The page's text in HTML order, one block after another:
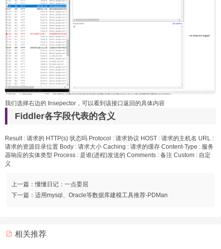
我们选择右边的 Insepector，可以看到该接口返回的具体内容
Fiddler各字段代表的含义
Result : 请求的 HTTP(s) 状态吗 Protocol : 请求协议 HOST : 请求的主机名 URL :
请求的资源目录位置 Body : 请求大小 Caching : 请求的缓存 Content-Type : 服务
器响应的实体类型 Process : 是谁(进程)发送的 Comments : 备注 Custom : 自定
义
上一篇： 懂懂日记：一点委屈
下一篇： 适用mysql、Oracle等数据库建模工具推荐-PDMan
相关推荐